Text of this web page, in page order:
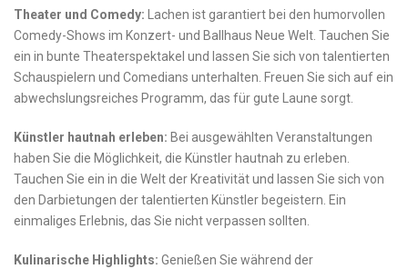
Theater und​ Comedy: Lachen ist garantiert bei⁢ den humorvollen
Comedy-Shows⁤ im Konzert- und Ballhaus Neue Welt. Tauchen Sie
ein in bunte Theaterspektakel und lassen Sie sich von ‍talentierten⁣
Schauspielern ⁢und Comedians unterhalten.⁣ Freuen⁢ Sie sich auf ein
abwechslungsreiches Programm, das für gute⁢ Laune sorgt.
Künstler hautnah erleben: Bei ausgewählten Veranstaltungen
haben Sie ‍die Möglichkeit,​ die Künstler ⁢hautnah ⁤zu erleben.
Tauchen Sie ein in die Welt ⁤der Kreativität und ⁣lassen Sie sich von​
den Darbietungen der talentierten Künstler begeistern. Ein
einmaliges Erlebnis, das Sie nicht‌ verpassen sollten.
Kulinarische⁢ Highlights: Genießen Sie ‍während der